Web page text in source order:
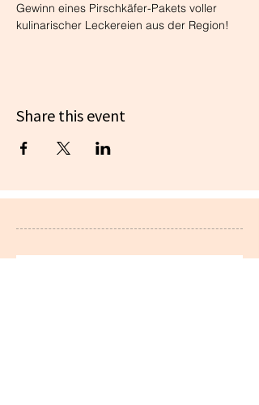
Gewinn eines Pirschkäfer-Pakets voller
kulinarischer Leckereien aus der Region!
Share this event